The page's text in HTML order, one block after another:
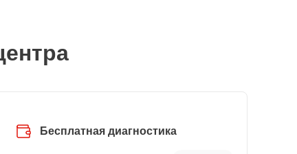
Бесплатная диагностика